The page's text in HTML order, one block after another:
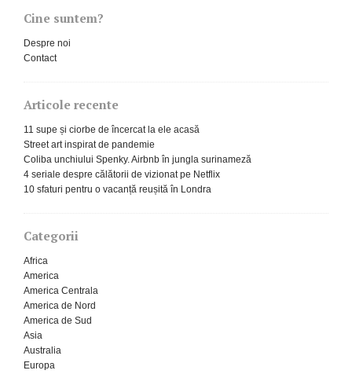
Cine suntem?
Despre noi
Contact
Articole recente
11 supe și ciorbe de încercat la ele acasă
Street art inspirat de pandemie
Coliba unchiului Spenky. Airbnb în jungla surinameză
4 seriale despre călătorii de vizionat pe Netflix
10 sfaturi pentru o vacanță reușită în Londra
Categorii
Africa
America
America Centrala
America de Nord
America de Sud
Asia
Australia
Europa